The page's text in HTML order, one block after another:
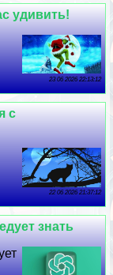
удивить!
23 06 2026 22:13:12
с
22 06 2026 21:37:12
знать